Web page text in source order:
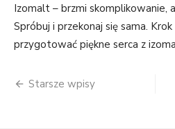
Izomalt – brzmi skomplikowanie,
Spróbuj i przekonaj się sama.
przygotować piękne serca z
Nawigacja
Starsze wpisy